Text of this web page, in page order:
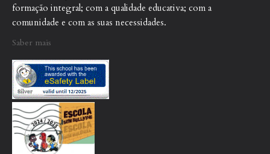
formação integral; com a qualidade educativa; com a
comunidade e com as suas necessidades.
Saber mais